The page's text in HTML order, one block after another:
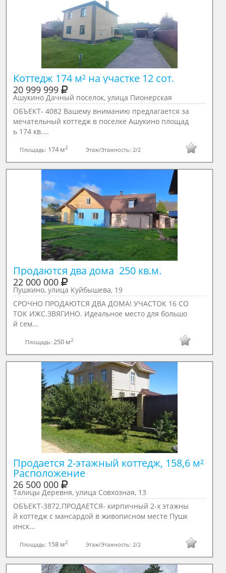
Коттедж 174 м² на участке 12 сот.
20 999 999
Ашукино Дачный поселок, улица Пионерская
ОБЪЕКТ- 4082 Вашему вниманию предлагается за
мечательный коттедж в поселке Ашукино площад
ь 174 кв....
Площадь: 174 м2 Этаж/Этажность: 2/2
22 000 000
Пушкино, улица Куйбышева, 19
СРОЧНО ПРОДАЮТСЯ ДВА ДОМА! УЧАСТОК 16 СО
ТОК ИЖС.ЗВЯГИНО. Идеальное место для большо
й сем...
Площадь: 250 м2
Продается 2-этажный коттедж, 158,6 м²
Расположение
26 500 000
Талицы Деревня, улица Совхозная, 13
ОБЪЕКТ-3872.ПРОДАЕТСЯ- кирпичный 2-х этажны
й коттедж с мансардой в живописном месте Пушк
инск...
Площадь: 158 м2 Этаж/Этажность: 2/2